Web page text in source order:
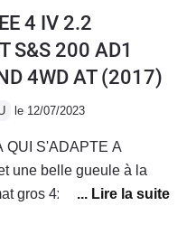
4 IV 2.2
S&S 200 AD1
4WD AT(2017)
le 12/07/2023
QUI S'ADAPTE A
une belle gueule à la
gros 4x4.La version